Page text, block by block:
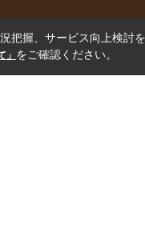
把握、サービス向上検討
」 をご確認ください。